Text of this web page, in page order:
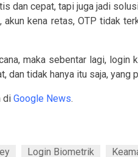
dan cepat, tapi juga jadi
kena retas, OTP tidak
maka sebentar lagi, login
dan tidak hanya itu saja, yang
di Google News.
Login Biometrik